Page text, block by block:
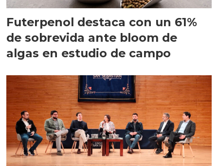
Futerpenol destaca con un 61%
de sobrevida ante bloom de
algas en estudio de campo